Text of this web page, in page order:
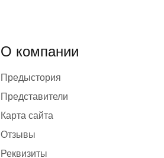
О компании
Предыстория
Представители
Карта сайта
Отзывы
Реквизиты